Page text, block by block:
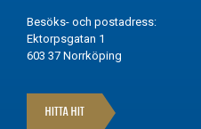
Besöks- och postadress:
Ektorpsgatan 1
603 37 Norrköping
HITTA HIT